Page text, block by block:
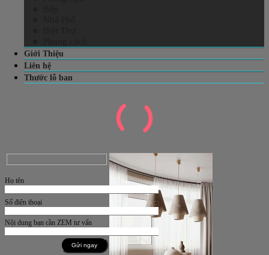
Giới Thiệu
Liên hệ
Thước lỗ ban
Họ tên
Số điện thoại
Nội dung bạn cần ZEM tư vấn